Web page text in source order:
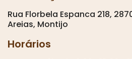
Rua Florbela Espanca 218,
Areias, Montijo
Horários